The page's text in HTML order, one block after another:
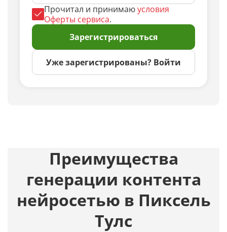
Прочитал и принимаюусловия
Оферты сервиса.
Зарегистрироваться
Уже зарегистрированы? Войти
Преимущества
генерации контента
нейросетью в Пиксель
Тулс